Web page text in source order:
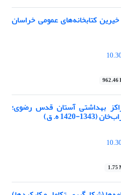
کتابخانه‌های عمومی خراسان
962.46
بهداشتی آستان قدس رضوی؛
1420 ه. ق)
1.75